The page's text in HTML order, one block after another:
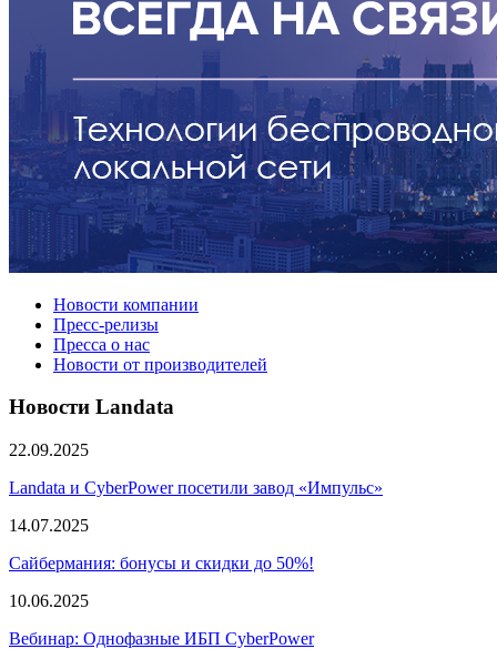
Новости компании
Пресс-релизы
Пресса о нас
Новости от производителей
Новости Landata
22.09.2025
Landata и CyberPower посетили завод «Импульс»
14.07.2025
Сайбермания: бонусы и скидки до 50%!
10.06.2025
Вебинар: Однофазные ИБП CyberPower